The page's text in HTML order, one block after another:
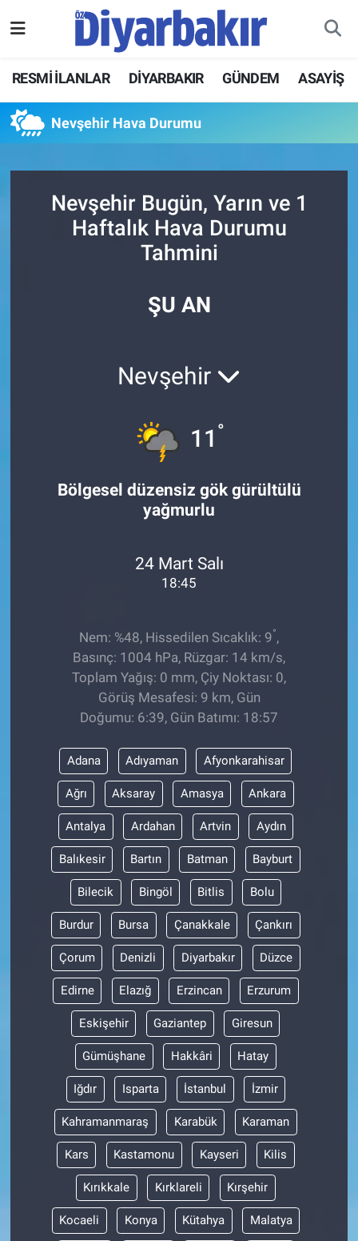
RESMİ İLANLAR DİYARBAKIR GÜNDEM ASAYİŞ
Nevşehir Hava Durumu
Nevşehir Bugün, Yarın ve 1
Haftalık Hava Durumu
Tahmini
ŞU AN
Nevşehir
11 °
Bölgesel düzensiz gök gürültülü
yağmurlu
24 Mart Salı
18:45
Nem: %48, Hissedilen Sıcaklık: 9°,
Basınç: 1004 hPa, Rüzgar: 14 km/s,
Toplam Yağış: 0 mm, Çiy Noktası: 0,
Görüş Mesafesi: 9 km, Gün
Doğumu: 6:39, Gün Batımı: 18:57
Adana Adıyaman Afyonkarahisar
Ağrı Aksaray Amasya Ankara
Antalya Ardahan Artvin Aydın
Balıkesir Bartın Batman Bayburt
Bilecik Bingöl Bitlis Bolu
Burdur Bursa Çanakkale Çankırı
Çorum Denizli Diyarbakır Düzce
Edirne Elazığ Erzincan Erzurum
Eskişehir Gaziantep Giresun
Gümüşhane Hakkâri Hatay
Iğdır Isparta İstanbul İzmir
Kahramanmaraş Karabük Karaman
Kars Kastamonu Kayseri Kilis
Kırıkkale Kırklareli Kırşehir
Kocaeli Konya Kütahya Malatya
ASAYİŞ
DİYARBAKIR
GÜNDEM
Hava Durumu
Namaz Vakitleri
Süper Lig Puan Durumu ve Fikstür
Son Dakika Haberleri